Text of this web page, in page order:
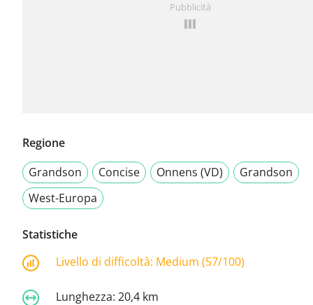
Pubblicità
Regione
Grandson
Concise Onnens (VD)
Grandson
West-Europa
Statistiche
Livello di difficoltà: Medium (57/100)
Lunghezza: 20,4 km